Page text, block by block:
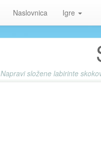
Naslovnica Igre
Napravi složene labirinte